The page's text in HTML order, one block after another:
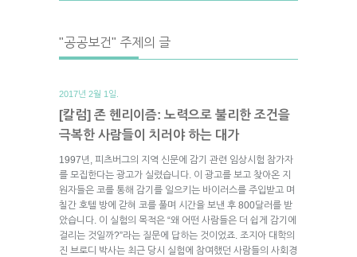
"공공보건" 주제의 글
2017년 2월 1일.
[칼럼] 존 헨리이즘: 노력으로 불리한 조건을
극복한 사람들이 치러야 하는 대가
1997년, 피츠버그의 지역 신문에 감기 관련 임상시험 참가자
를 모집한다는 광고가 실렸습니다. 이 광고를 보고 찾아온 지
원자들은 코를 통해 감기를 일으키는 바이러스를 주입받고 며
칠간 호텔 방에 갇혀 코를 풀며 시간을 보낸 후 800달러를 받
았습니다. 이 실험의 목적은 “왜 어떤 사람들은 더 쉽게 감기에
걸리는 것일까?”라는 질문에 답하는 것이었죠. 조지아 대학의
진 브로디 박사는 최근 당시 실험에 참여했던 사람들의 사회경